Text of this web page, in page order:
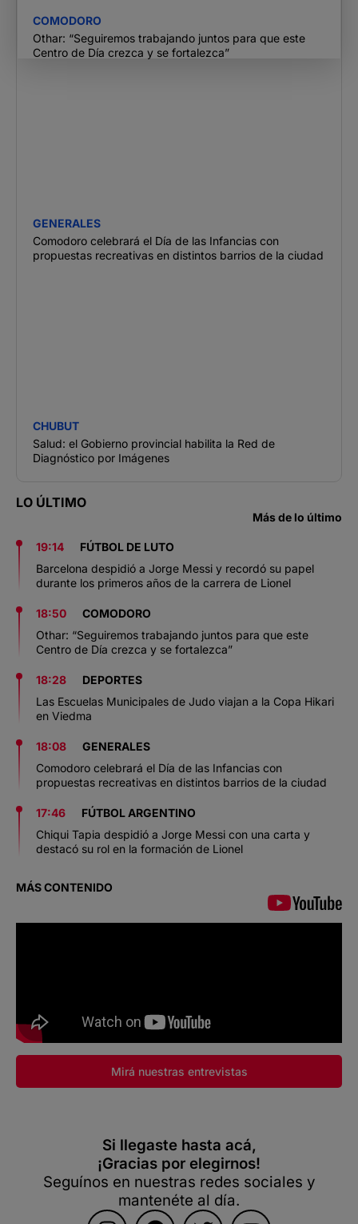
COMODORO
Othar: “Seguiremos trabajando juntos para que este
Centro de Día crezca y se fortalezca”
GENERALES
Comodoro celebrará el Día de las Infancias con
propuestas recreativas en distintos barrios de la ciudad
CHUBUT
Salud: el Gobierno provincial habilita la Red de
Diagnóstico por Imágenes
LO ÚLTIMO
Más de lo último
19:14
FÚTBOL DE LUTO
Barcelona despidió a Jorge Messi y recordó su papel
durante los primeros años de la carrera de Lionel
18:50
COMODORO
Othar: “Seguiremos trabajando juntos para que este
Centro de Día crezca y se fortalezca”
18:28
DEPORTES
Las Escuelas Municipales de Judo viajan a la Copa Hikari
en Viedma
18:08
GENERALES
Comodoro celebrará el Día de las Infancias con
propuestas recreativas en distintos barrios de la ciudad
17:46
FÚTBOL ARGENTINO
Chiqui Tapia despidió a Jorge Messi con una carta y
destacó su rol en la formación de Lionel
MÁS CONTENIDO
Mirá nuestras entrevistas
Si llegaste hasta acá,
¡Gracias por elegirnos!
Seguínos en nuestras redes sociales y
mantenéte al día.